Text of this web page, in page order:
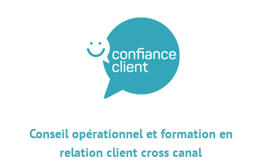
Conseil opérationnel et formation en
relation client cross canal